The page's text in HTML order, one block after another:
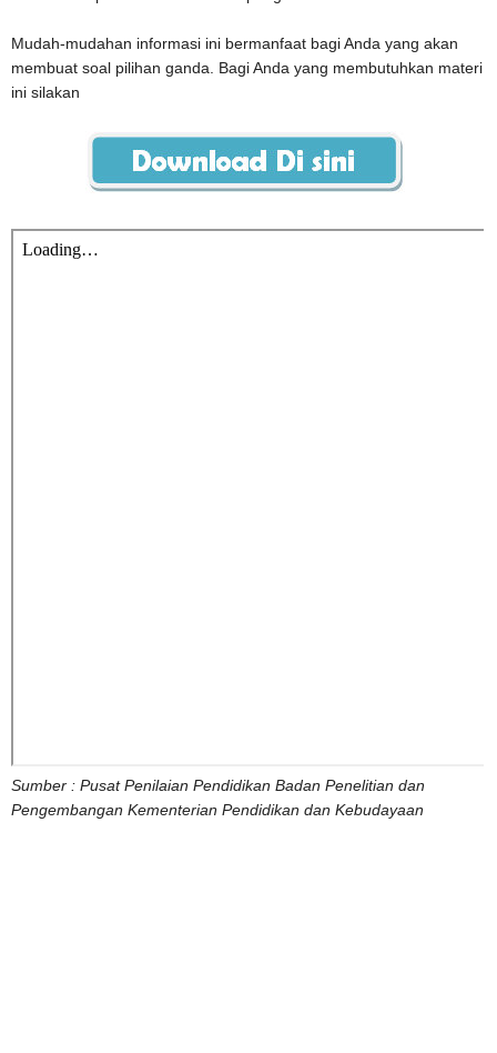
Mudah-mudahan informasi ini bermanfaat bagi Anda yang akan
membuat soal pilihan ganda. Bagi Anda yang membutuhkan materi
ini silakan
Sumber : Pusat Penilaian Pendidikan Badan Penelitian dan
Pengembangan Kementerian Pendidikan dan Kebudayaan